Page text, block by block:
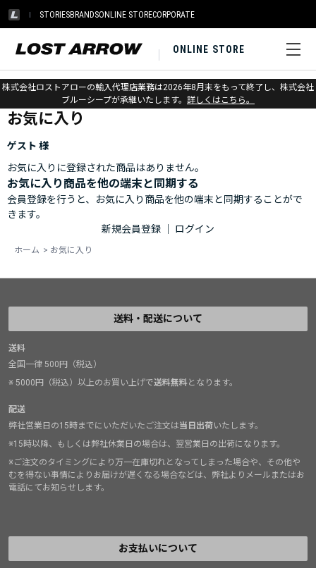
STORIESBRANDSONLINE STORECORPORATE
ONLINE STORE
株式会社ロストアローの輸入代理店業務は2026年8月末をもって終了し、株式会社
ブルーシープが承継いたします。 詳しくはこちら。
ホーム > お気に入り
お気に入り
ゲスト 様
お気に入りに登録された商品はありません。
お気に入り商品を他の端末と同期する
会員登録を行うと、お気に入り商品を他の端末と同期することがで
きます。
新規会員登録
ログイン
ホーム > お気に入り
送料・配送について
送料
全国一律 500円（税込）
※ 5000円（税込）以上のお買い上げで送料無料となります。
配送
弊社営業日の15時までにいただいたご注文は当日出荷いたします。
※15時以降、もしくは弊社休業日の場合は、翌営業日の出荷になります。
※ご注文のタイミングにより万一在庫切れとなってしまった場合や、その他や
むを得ない事情によりお届けが遅くなる場合などは、弊社よりメールまたはお
電話にてお知らせします。
お支払いについて